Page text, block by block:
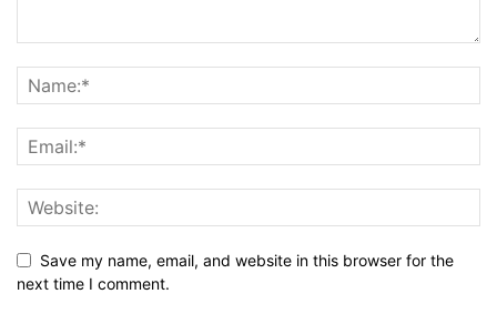
Save my name, email, and website in this browser for the
next time I comment.